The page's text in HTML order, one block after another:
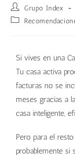
Grupo Index
Si vives en una
Tu casa activa
facturas no se
meses gracias a
casa inteligente,
Pero para el
probablemente si